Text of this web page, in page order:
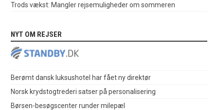
Trods vækst: Mangler rejsemuligheder om sommeren
NYT OM REJSER
Berømt dansk luksushotel har fået ny direktør
Norsk krydstogtrederi satser på personalisering
Børsen-besøgscenter runder milepæl